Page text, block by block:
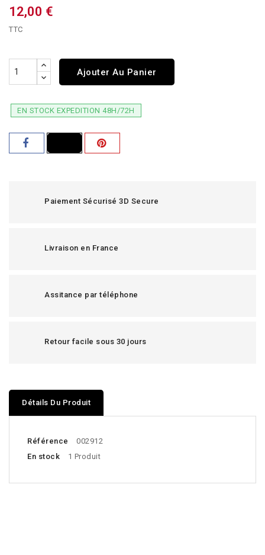
12,00 €
TTC
Ajouter Au Panier
EN STOCK EXPEDITION 48H/72H
Paiement Sécurisé 3D Secure
Livraison en France
Assitance par téléphone
Retour facile sous 30 jours
Détails Du Produit
Référence
002912
En stock
1 Produit